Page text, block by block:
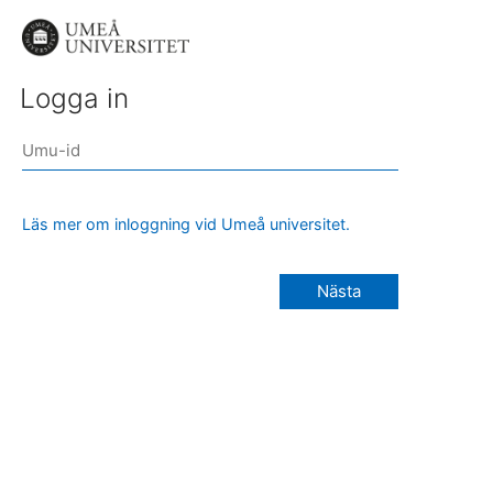
Logga in
Läs mer om inloggning vid Umeå universitet.
Nästa